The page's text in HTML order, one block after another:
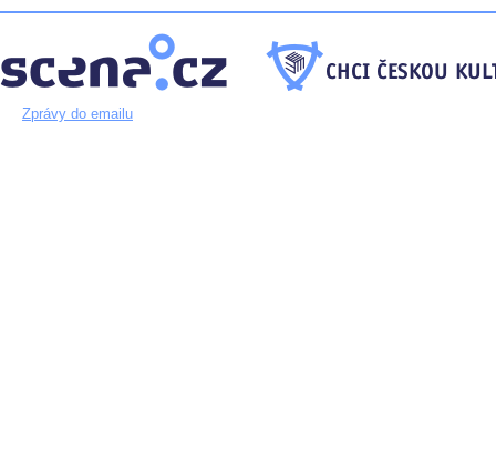
Zprávy do emailu